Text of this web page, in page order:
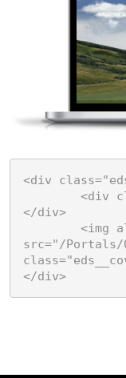
<div
</div>
src="/Portals/
</div>